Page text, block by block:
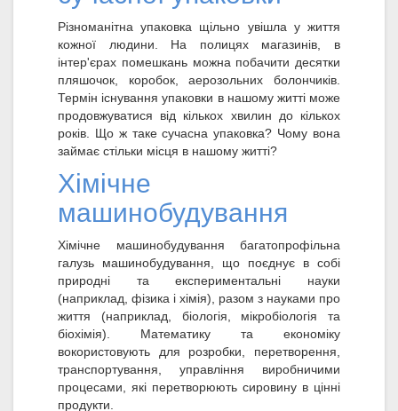
Різноманітна упаковка щільно увішла у життя
кожної людини. На полицях магазинів, в
інтер'єрах помешкань можна побачити десятки
пляшочок, коробок, аерозольних болончиків.
Термін існування упаковки в нашому житті може
продовжуватися від кількох хвилин до кількох
років. Що ж таке сучасна упаковка? Чому вона
займає стільки місця в нашому житті?
Хімічне
машинобудування
Хімічне машинобудування багатопрофільна
галузь машинобудування, що поєднує в собі
природні та експериментальні науки
(наприклад, фізика і хімія), разом з науками про
життя (наприклад, біологія, мікробіологія та
біохімія). Математику та економіку
вокористовують для розробки, перетворення,
транспортування, управління виробничими
процесами, які перетворюють сировину в цінні
продукти.